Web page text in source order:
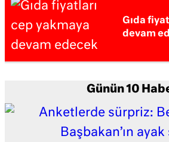
Gıda
devam
Günün 10